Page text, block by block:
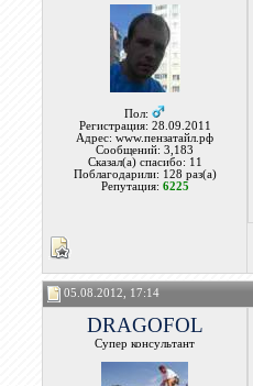
Пол:
Регистрация: 28.09.2011
Адрес: www.пензатайл.рф
Сообщений: 3,183
Сказал(а) спасибо: 11
Поблагодарили: 128 раз(а)
Репутация: 6225
05.08.2012, 17:14
DRAGOFOL
Супер консультант